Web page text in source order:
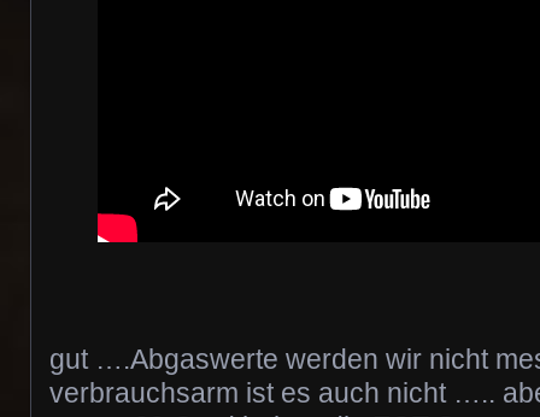
gut ….Abgaswerte werden wir nicht
verbrauchsarm ist es auch nicht …..